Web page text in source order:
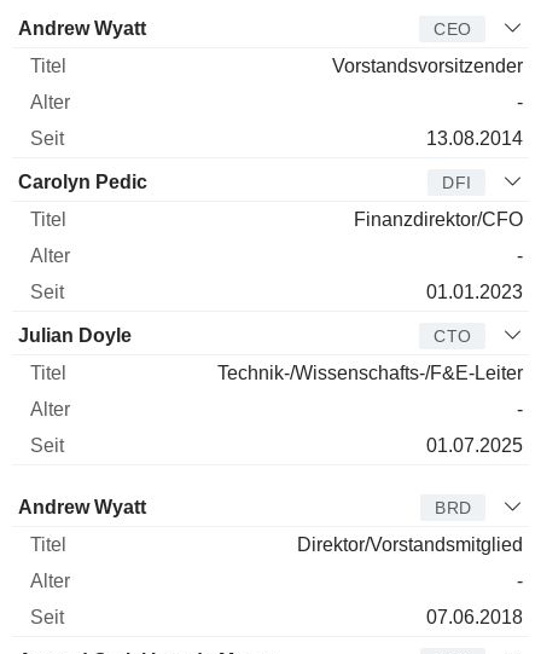
Manager Titel
Andrew Wyatt CEO
Vorstandsvorsitzender
-
13.08.2014
Carolyn Pedic DFI
Finanzdirektor/CFO
-
01.01.2023
Julian Doyle CTO
Technik-/Wissenschafts-/F&E-Leiter
-
01.07.2025
Verwaltungsratsmitglied
Andrew Wyatt BRD
Direktor/Vorstandsmitglied
-
07.06.2018